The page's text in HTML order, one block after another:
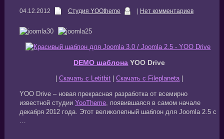
04.12.2012 Студия YOOtheme Нет комментариев
DEMO шаблона YOO Drive
|Скачать с Letitbit |Скачать с Fileplaneta|
YOO Drive – новая прекрасная разработка от всемирно
известной студии YooTheme, появившаяся в самом начале
декабря 2012 года. Этот великолепный шаблон для Joomla 2.5 с
…